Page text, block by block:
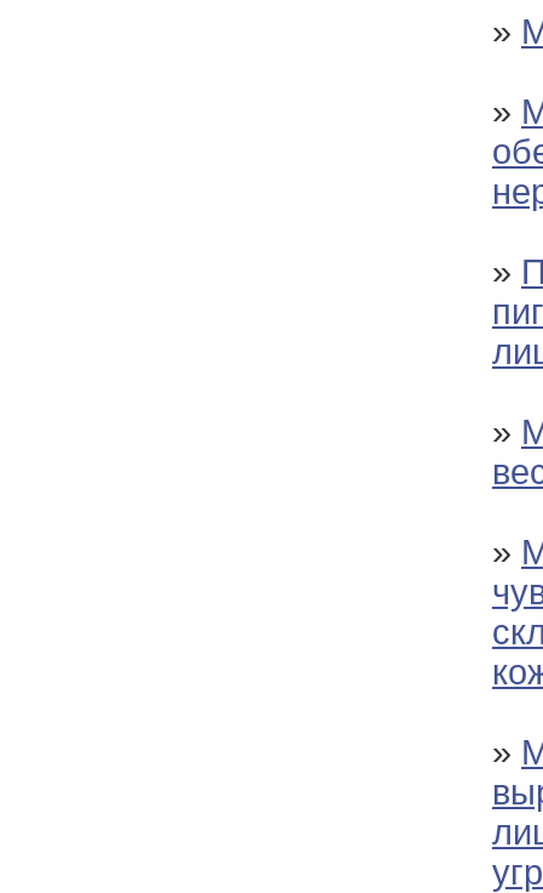
»
»
»
»
»
»